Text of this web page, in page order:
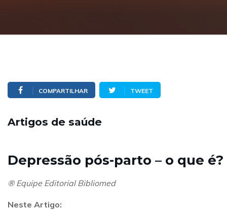
COMPARTILHAR TWEET
Artigos de saúde
Depressão pós-parto – o que é?
® Equipe Editorial Bibliomed
Neste Artigo: